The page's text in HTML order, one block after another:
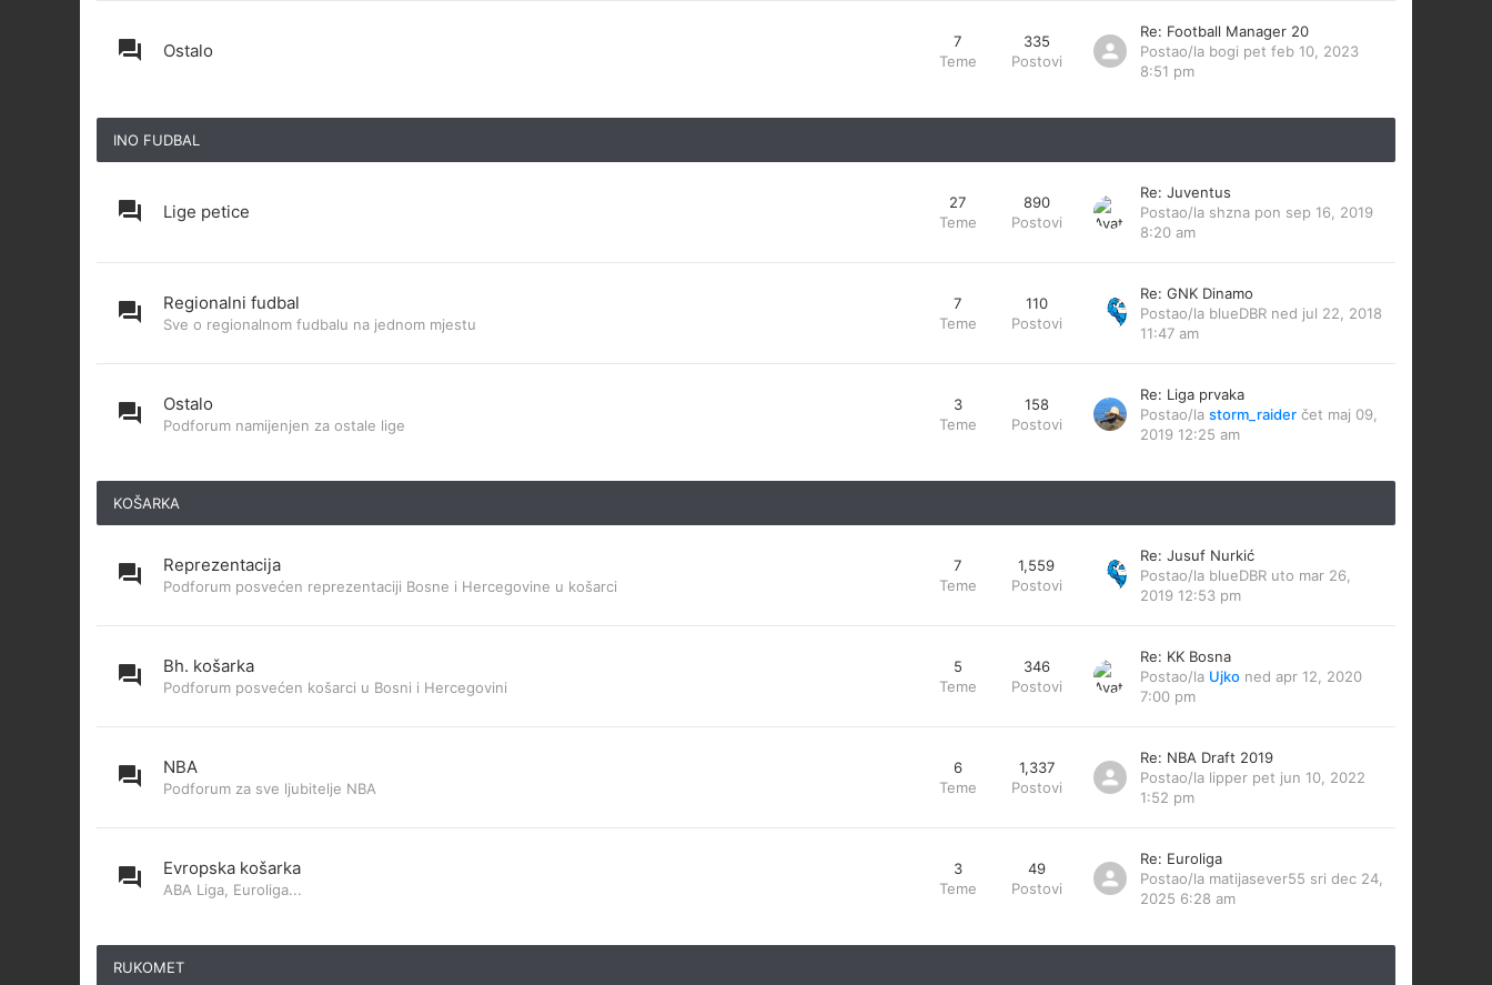
Ostalo
7
Teme
335
Postovi
Re: Football Manager 20
Postao/la bogi pet feb 10, 2023
8:51 pm
INO FUDBAL
Lige petice
27
Teme
890
Postovi
Re: Juventus
Postao/la shzna pon sep 16, 2019
8:20 am
Regionalni fudbal
Sve o regionalnom fudbalu na jednom mjestu
7
Teme
110
Postovi
Re: GNK Dinamo
Postao/la blueDBR ned jul 22, 2018
11:47 am
Ostalo
Podforum namijenjen za ostale lige
3
Teme
158
Postovi
Re: Liga prvaka
Postao/la storm_raider čet maj 09,
2019 12:25 am
KOŠARKA
Reprezentacija
Podforum posvećen reprezentaciji Bosne i Hercegovine u košarci
7
Teme
1,559
Postovi
Re: Jusuf Nurkić
Postao/la blueDBR uto mar 26,
2019 12:53 pm
Bh. košarka
Podforum posvećen košarci u Bosni i Hercegovini
5
Teme
346
Postovi
Re: KK Bosna
Postao/la Ujko ned apr 12, 2020
7:00 pm
NBA
Podforum za sve ljubitelje NBA
6
Teme
1,337
Postovi
Re: NBA Draft 2019
Postao/la lipper pet jun 10, 2022
1:52 pm
Evropska košarka
ABA Liga, Euroliga...
3
Teme
49
Postovi
Re: Euroliga
Postao/la matijasever55 sri dec 24,
2025 6:28 am
RUKOMET